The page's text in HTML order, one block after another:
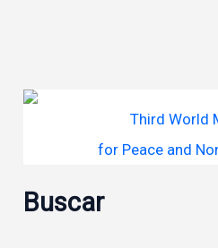
Third World
for Peace and
Buscar